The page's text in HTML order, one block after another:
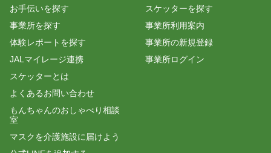
お手伝いを探す
事業所を探す
体験レポートを探す
JALマイレージ連携
スケッターとは
よくあるお問い合わせ
もんちゃんのおしゃべり相談
室
マスクを介護施設に届けよう
スケッターを探す
事業所利用案内
事業所の新規登録
事業所ログイン